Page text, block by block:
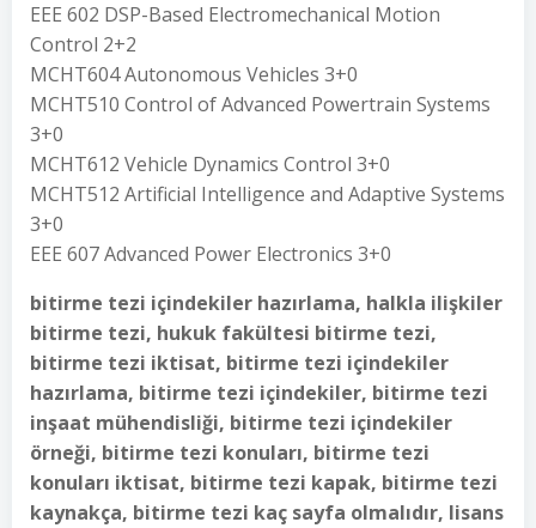
EEE 602 DSP-Based Electromechanical Motion
Control 2+2
MCHT604 Autonomous Vehicles 3+0
MCHT510 Control of Advanced Powertrain Systems
3+0
MCHT612 Vehicle Dynamics Control 3+0
MCHT512 Artificial Intelligence and Adaptive Systems
3+0
EEE 607 Advanced Power Electronics 3+0
bitirme tezi içindekiler hazırlama, halkla ilişkiler
bitirme tezi, hukuk fakültesi bitirme tezi,
bitirme tezi iktisat, bitirme tezi içindekiler
hazırlama, bitirme tezi içindekiler, bitirme tezi
inşaat mühendisliği, bitirme tezi içindekiler
örneği, bitirme tezi konuları, bitirme tezi
konuları iktisat, bitirme tezi kapak, bitirme tezi
kaynakça, bitirme tezi kaç sayfa olmalıdır, lisans